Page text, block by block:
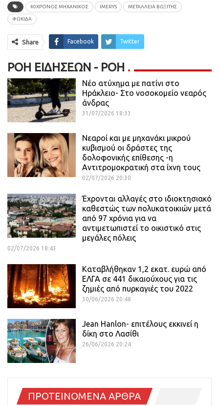
40ΧΡΟΝΟΣ ΜΗΧΑΝΙΚΟΣ IMERYS ΜΕΤΑΛΛΕΙΑ ΒΩΞΙΤΗΣ
ΦΩΚΊΔΑ
Share Facebook Twitter
ΡΟΉ ΕΙΔΉΣΕΩΝ - ΡΟΗ
Νέο ατύχημα με πατίνι στο
Ηράκλειο- Στο νοσοκομείο νεαρός
άνδρας
31/07/2026 18:33
Νεαροί και με μηχανάκι μικρού
κυβισμού οι δράστες της
δολοφονικής επίθεσης -η
Αντιτρομοκρατική στα ίχνη τους
02/07/2026 20:30
Έχρονται αλλαγές στο ιδιοκτησιακό
καθεστώς των πολυκατοικιών μετά
από 97 χρόνια για να
αντιμετωπιστεί το οικιστικό στις
μεγάλες πόλεις
02/07/2026 18:43
Καταβλήθηκαν 1,2 εκατ. ευρώ από
ΕΛΓΑ σε 441 δικαιούχους για τις
ζημιές από πυρκαγιές του 2022
30/06/2026 20:48
Jean Hanlon- επιτέλους εκκινεί η
δίκη στο Λασίθι
26/06/2026 20:24
ΠΡΟΤΕΙΝΟΜΕΝΑ ΑΡΘΡΑ